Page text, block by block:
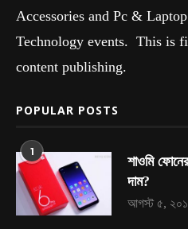
Accessories and Pc &
Technology events. This is
content publishing.
POPULAR POSTS
1
শাওমি
দাম?
আগস্ট ৫,